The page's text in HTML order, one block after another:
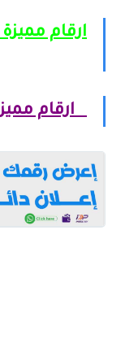
ارقام
ارقام مميزة وى